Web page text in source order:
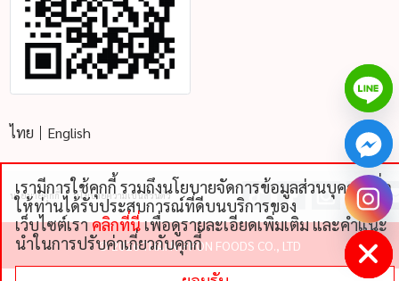
ไทย English
นโยบายคุ้กกี้ นโยบายความเป็นส่วนตัว
©2026 THAI NIPPON FOODS CO., LTD
เรามีการใช้คุกกี้ รวมถึงนโยบายจัดการข้อมูลส่วนบุคคลเพื่อ
ให้ท่านได้รับประสบการณ์ที่ดีบนบริการของ
เว็บไซต์เราคลิกที่นี่เพื่อดูรายละเอียดเพิ่มเติม และคําแนะ
นําในการปรับค่าเกี่ยวกับคุกกี้
Hide
chaty